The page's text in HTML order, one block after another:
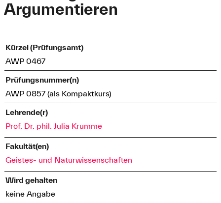
Argumentieren
Kürzel (Prüfungsamt)
AWP 0467
Prüfungsnummer(n)
AWP 0857 (als Kompaktkurs)
Lehrende(r)
Prof. Dr. phil. Julia Krumme
Fakultät(en)
Geistes- und Naturwissenschaften
Wird gehalten
keine Angabe